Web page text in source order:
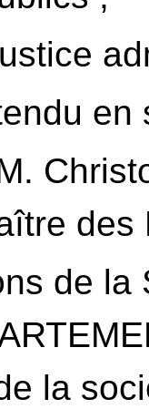
en
des
de la
la